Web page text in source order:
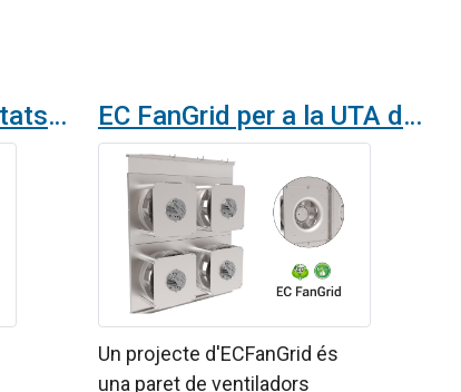
Ventiladors EC en unitats de tractament d'aire: EC FanGrid EC FanGrid per a la UTA d'una fàbrica de components adhesius
Un projecte d'ECFanGrid és
una paret de ventiladors